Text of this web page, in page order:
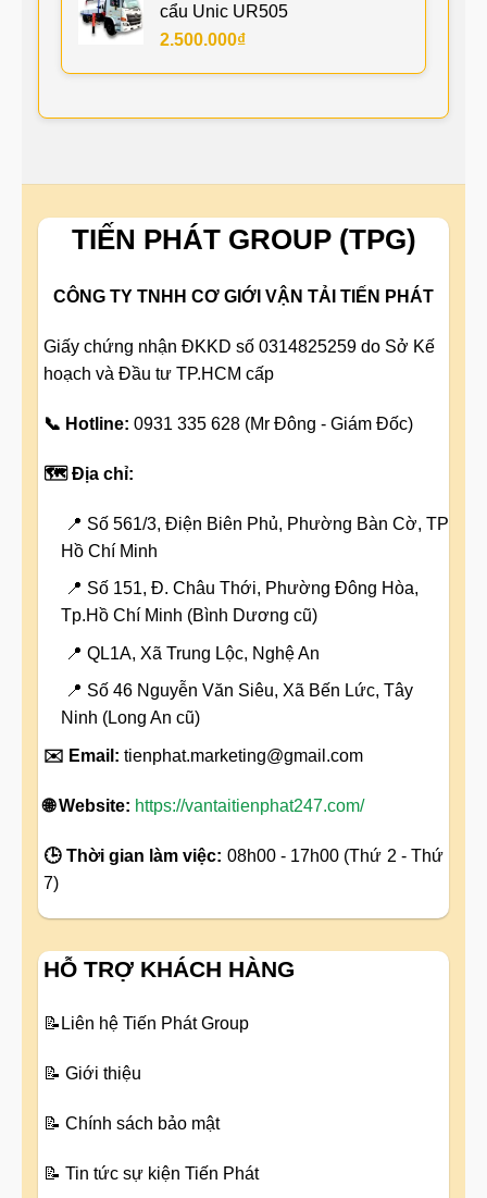
cẩu Unic UR505
2.500.000₫
TIẾN PHÁT GROUP (TPG)
CÔNG TY TNHH CƠ GIỚI VẬN TẢI TIẾN PHÁT
Giấy chứng nhận ĐKKD số 0314825259 do Sở Kế
hoạch và Đầu tư TP.HCM cấp
📞 Hotline: 0931 335 628 (Mr Đông - Giám Đốc)
🗺️ Địa chỉ:
📍 Số 561/3, Điện Biên Phủ, Phường Bàn Cờ, TP
Hồ Chí Minh
📍 Số 151, Đ. Châu Thới, Phường Đông Hòa,
Tp.Hồ Chí Minh (Bình Dương cũ)
📍 QL1A, Xã Trung Lộc, Nghệ An
📍 Số 46 Nguyễn Văn Siêu, Xã Bến Lức, Tây
Ninh (Long An cũ)
✉️ Email: tienphat.marketing@gmail.com
🌐 Website: https://vantaitienphat247.com/
🕒 Thời gian làm việc: 08h00 - 17h00 (Thứ 2 - Thứ
7)
HỖ TRỢ KHÁCH HÀNG
📝 Liên hệ Tiến Phát Group
📝 Giới thiệu
📝 Chính sách bảo mật
📝 Tin tức sự kiện Tiến Phát